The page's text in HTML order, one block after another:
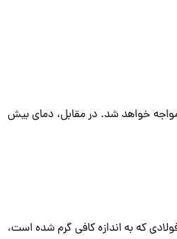
خواهد شد. در مقابل، دمای بیش
که به اندازه کافی گرم شده است،